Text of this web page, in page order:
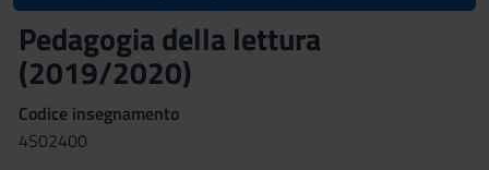
Pedagogia della lettura
(2019/2020)
Codice insegnamento
4S02400